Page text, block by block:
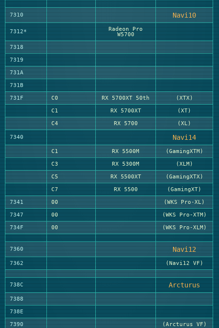
7310 Navi10
7312*
Radeon Pro
W5700
7318
7319
731A
731B
731F
C0 RX 5700XT 50th
(XTX)
C1
RX 5700XT
(XT)
C4
RX 5700 (XL)
7340 Navi14
C1 RX 5500M
(GamingXTM)
C3
RX 5300M
(XLM)
C5
RX 5500XT
(GamingXTX)
C7
RX 5500
(GamingXT)
7341
00
(WKS Pro-XL)
7347
00
(WKS Pro-XTM)
734F
00 (WKS Pro-XLM)
7360 Navi12
7362 (Navi12 VF)
738C Arcturus
7388
738E
7390
(Arcturus VF)